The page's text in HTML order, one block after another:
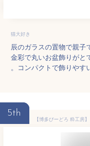
猫大好き
辰のガラスの置物で親子
金彩で丸いお盆飾りがと
。コンパクトで飾りやす
5th